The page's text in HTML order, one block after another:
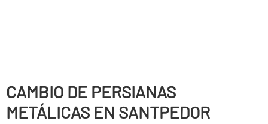
CAMBIO DE PERSIANAS
METÁLICAS EN SANTPEDOR